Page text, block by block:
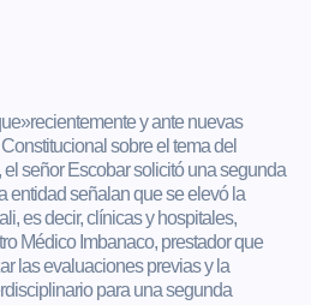
y ante nuevas
sobre el tema del
señor Escobar solicitó una segunda
entidad señalan que se elevó la
es decir, clínicas y hospitales,
Médico Imbanaco, prestador que
las evaluaciones previas y la
para una segunda